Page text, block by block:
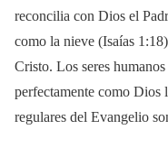
reconcilia con Dios el
como la nieve (Isaías
Cristo. Los seres
perfectamente como Dios
regulares del Evangelio